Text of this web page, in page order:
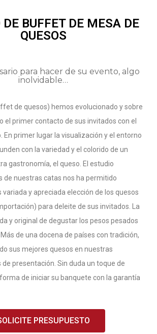
DE BUFFET DE MESA DE
QUESOS
para hacer de su evento, algo
inolvidable…
de quesos) hemos evolucionado y sobre
el primer contacto de sus invitados con el
En primer lugar la visualización y el entorno
con la variedad y el colorido de un
gastronomía, el queso. El estudio
de nuestras catas nos ha permitido
variada y apreciada elección de los quesos
para deleite de sus invitados. La
y original de degustar los pesos pesados
de una docena de países con tradición,
sus mejores quesos en nuestras
presentación. Sin duda un toque de
de iniciar su banquete con la garantía
PRESUPUESTO